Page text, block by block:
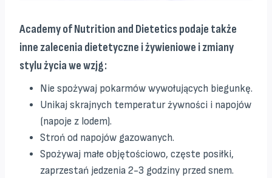
Academy of Nutrition and Dietetics podaje także
inne zalecenia dietetyczne i żywieniowe i zmiany
stylu życia we wzjg:
Nie spożywaj pokarmów wywołujących biegunkę.
Unikaj skrajnych temperatur żywności i napojów
(napoje z lodem).
Stroń od napojów gazowanych.
Spożywaj małe objętościowo, częste posiłki,
zaprzestań jedzenia 2-3 godziny przed snem.